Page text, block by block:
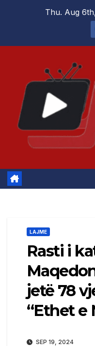
Thu. Aug
LAJME
Rasti i
jetë 78
“Ethet e
SEP 19, 2024